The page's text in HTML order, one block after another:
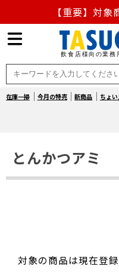
【重要】対
【重要】熊本地震の影
熊本県熊本地方を震源
届け
在庫一掃 今月の特売 新商品 ちょ
とんかつアミ
対象の商品は現在登